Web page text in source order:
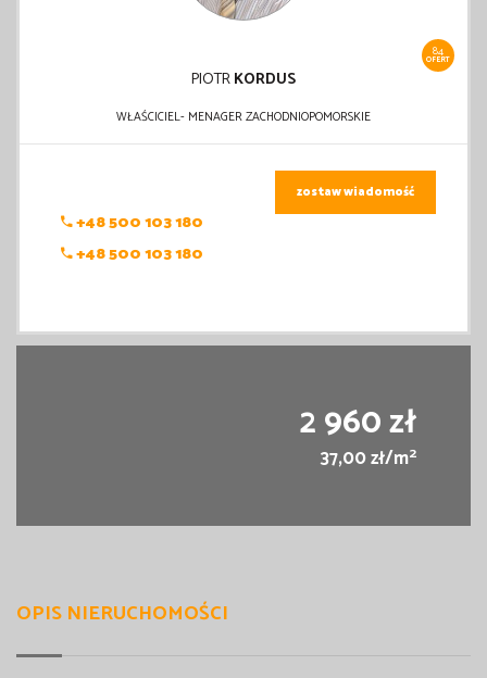
84
OFERT
PIOTRKORDUS
WŁAŚCICIEL- MENAGER ZACHODNIOPOMORSKIE
+48 500 103 180
+48 500 103 180
zostaw wiadomość
2 960 zł
37,00 zł/m2
OPIS NIERUCHOMOŚCI